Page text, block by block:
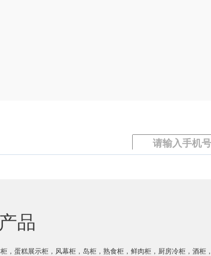
品
蛋糕展示柜，风幕柜，岛柜，熟食柜，鲜肉柜，厨房冷柜，酒柜